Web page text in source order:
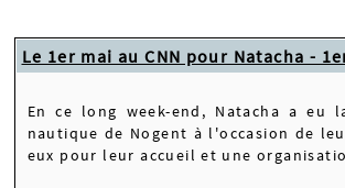
Le 1er mai au CNN pour Natacha -
En ce long week-end, Natacha a eu
nautique de Nogent à l'occasion de
eux pour leur accueil et une